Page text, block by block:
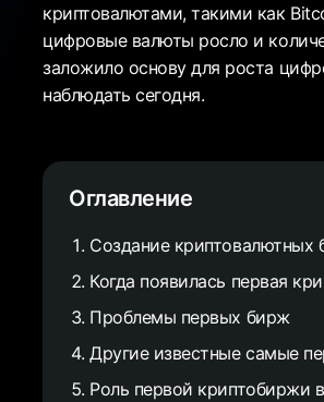
криптовалютами, такими как
цифровые валюты росло и
заложило основу для роста
наблюдать сегодня.
Оглавление
Создание криптовалютных
Когда появилась первая
Проблемы первых бирж
Другие известные самые
Роль первой криптобиржи